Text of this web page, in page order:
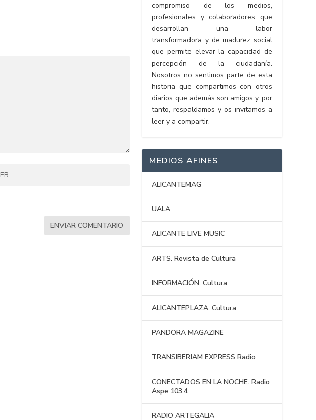
compromiso de los medios,
profesionales y colaboradores que
desarrollan una labor
transformadora y de madurez social
que permite elevar la capacidad de
percepción de la ciudadanía.
Nosotros no sentimos parte de esta
historia que compartimos con otros
diarios que además son amigos y, por
tanto, respaldamos y os invitamos a
leer y a compartir.
MEDIOS AFINES
ALICANTEMAG
UALA
ALICANTE LIVE MUSIC
ARTS. Revista de Cultura
INFORMACIÓN. Cultura
ALICANTEPLAZA. Cultura
PANDORA MAGAZINE
TRANSIBERIAM EXPRESS Radio
CONECTADOS EN LA NOCHE. Radio
Aspe 103.4
RADIO ARTEGALIA